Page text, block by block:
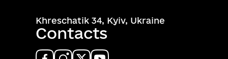
Khreschatik 34, Kyiv, Ukraine
Contacts